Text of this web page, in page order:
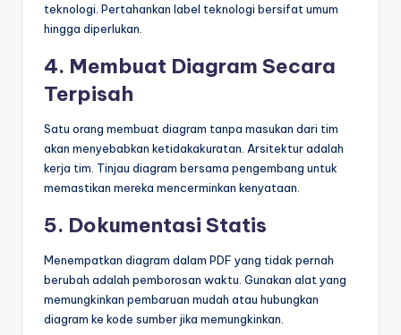
teknologi. Pertahankan label teknologi bersifat umum
hingga diperlukan.
4. Membuat Diagram Secara
Terpisah
Satu orang membuat diagram tanpa masukan dari tim
akan menyebabkan ketidakakuratan. Arsitektur adalah
kerja tim. Tinjau diagram bersama pengembang untuk
memastikan mereka mencerminkan kenyataan.
5. Dokumentasi Statis
Menempatkan diagram dalam PDF yang tidak pernah
berubah adalah pemborosan waktu. Gunakan alat yang
memungkinkan pembaruan mudah atau hubungkan
diagram ke kode sumber jika memungkinkan.